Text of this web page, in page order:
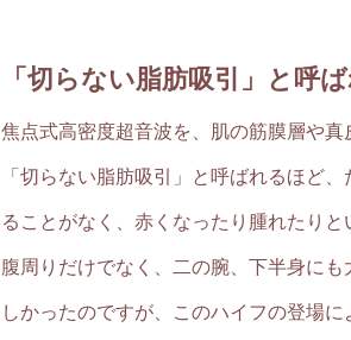
「切らない脂肪吸引」と呼
焦点式高密度超音波を、肌の筋膜層や
「切らない脂肪吸引」と呼ばれるほど
ることがなく、赤くなったり腫れたり
腹周りだけでなく、二の腕、下半身に
しかったのですが、このハイフの登場